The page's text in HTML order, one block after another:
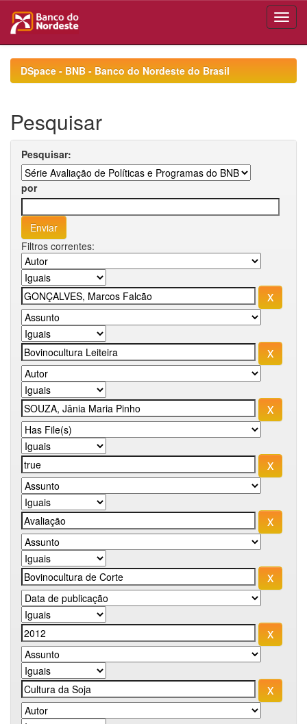
navigationDSpace - BNB - Banco do Nordeste do Brasil
Pesquisar
Pesquisar:
por
Filtros correntes: